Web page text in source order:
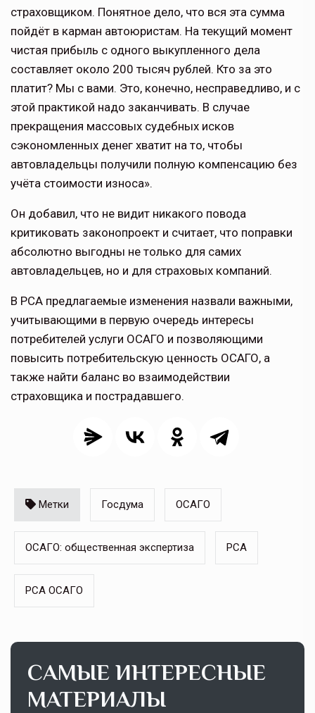
страховщиком. Понятное дело, что вся эта сумма
пойдёт в карман автоюристам. На текущий момент
чистая прибыль с одного выкупленного дела
составляет около 200 тысяч рублей. Кто за это
платит? Мы с вами. Это, конечно, несправедливо, и с
этой практикой надо заканчивать. В случае
прекращения массовых судебных исков
сэкономленных денег хватит на то, чтобы
автовладельцы получили полную компенсацию без
учёта стоимости износа».
Он добавил, что не видит никакого повода
критиковать законопроект и считает, что поправки
абсолютно выгодны не только для самих
автовладельцев, но и для страховых компаний.
В РСА предлагаемые изменения назвали важными,
учитывающими в первую очередь интересы
потребителей услуги ОСАГО и позволяющими
повысить потребительскую ценность ОСАГО, а
также найти баланс во взаимодействии
страховщика и пострадавшего.
Метки Госдума ОСАГО
ОСАГО: общественная экспертиза РСА
РСА ОСАГО
САМЫЕ ИНТЕРЕСНЫЕ
МАТЕРИАЛЫ